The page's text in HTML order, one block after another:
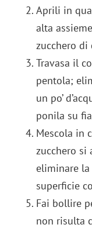
Aprili in
alta
zucchero di
Travasa il
pentola;
un po’
ponila su
Mescola in
zucchero si
eliminare la
superficie
Fai bollire
non risulta